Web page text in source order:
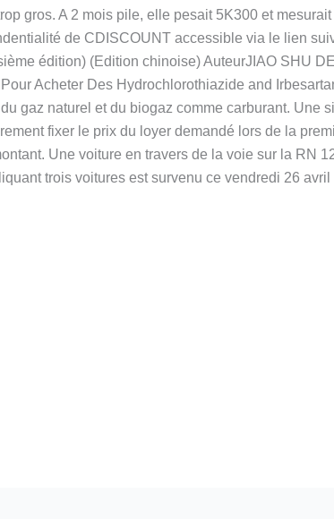
gros. A 2 mois pile, elle pesait 5K300 et
de CDISCOUNT accessible via le lien
édition) (Edition chinoise) AuteurJIAO SHU
Acheter Des Hydrochlorothiazide and
gaz naturel et du biogaz comme carburant. Une
fixer le prix du loyer demandé lors de la
Une voiture en travers de la voie sur la RN
trois voitures est survenu ce vendredi 26